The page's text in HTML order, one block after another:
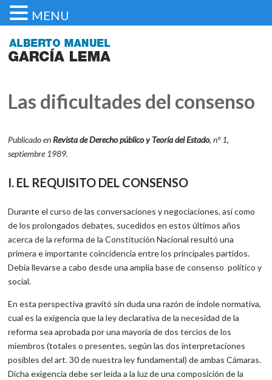
Las dificultades del consenso
Publicado enRevista de Derecho público y Teoría del Estado, n° 1,
septiembre 1989.
I. EL REQUISITO DEL CONSENSO
Durante el curso de las conversaciones y negociaciones, así como
de los prolongados debates, sucedidos en estos últimos años
acerca de la reforma de la Constitución Nacional resultó una
primera e importante coincidencia entre los principales partidos.
Debía llevarse a cabo desde una amplia base de consenso político y
social.
En esta perspectiva gravitó sin duda una razón de índole normativa,
cual es la exigencia que la ley declarativa de la necesidad de la
reforma sea aprobada por una mayoría de dos tercios de los
miembros (totales o presentes, según las dos interpretaciones
posibles del art. 30 de nuestra ley fundamental) de ambas Cámaras.
Dicha exigencia debe ser leída a la luz de una composición de la
MENU